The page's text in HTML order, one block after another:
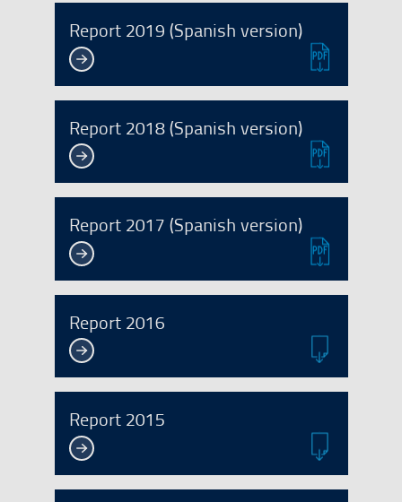
Report 2019 (Spanish version)
Report 2018 (Spanish version)
Report 2017 (Spanish version)
Report 2016
Report 2015